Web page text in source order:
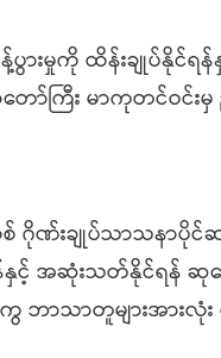
န့်ပွားမှုကို ထိန်းချုပ်နို
ာ်ကြီး မာကုတင်ဝင်းမှ
ဂိုဏ်းချုပ်သာသနာပိုင်
နှင့် အဆုံးသတ်နိုင်ရန် ဆု
ဘာသာတူများအားလုံ